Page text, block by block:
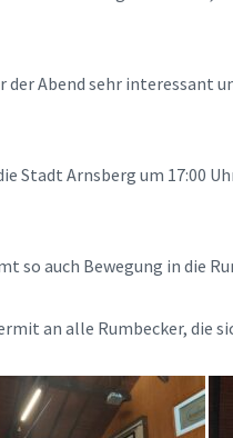
der Abend sehr interessant
Stadt Arnsberg um 17:00
so auch Bewegung in die
an alle Rumbecker, die